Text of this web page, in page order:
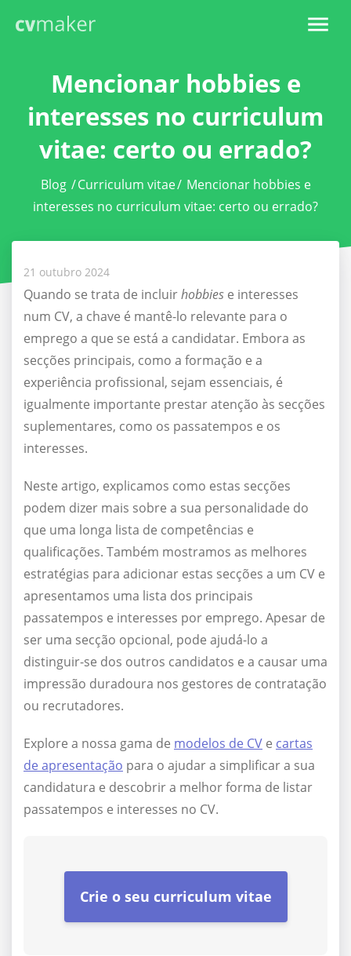
Mencionar hobbies e
interesses no curriculum
vitae: certo ou errado?
Blog /Curriculum vitae/ Mencionar hobbies e
interesses no curriculum vitae: certo ou errado?
21 outubro 2024
Quando se trata de incluirhobbies e interesses
num CV, a chave é mantê-lo relevante para o
emprego a que se está a candidatar. Embora as
secções principais, como a formação e a
experiência profissional, sejam essenciais, é
igualmente importante prestar atenção às secções
suplementares, como os passatempos e os
interesses.
Neste artigo, explicamos como estas secções
podem dizer mais sobre a sua personalidade do
que uma longa lista de competências e
qualificações. Também mostramos as melhores
estratégias para adicionar estas secções a um CV e
apresentamos uma lista dos principais
passatempos e interesses por emprego. Apesar de
ser uma secção opcional, pode ajudá-lo a
distinguir-se dos outros candidatos e a causar uma
impressão duradoura nos gestores de contratação
ou recrutadores.
Explore a nossa gama de modelos de CV e cartas
de apresentação para o ajudar a simplificar a sua
candidatura e descobrir a melhor forma de listar
passatempos e interesses no CV.
Crie o seu curriculum vitae